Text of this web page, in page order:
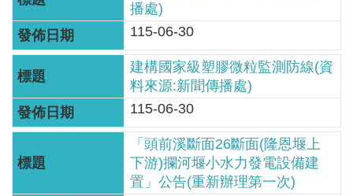
業
務
主
軸
最
新
水
播處)
115-06-30
建構國家級塑膠微粒監測防線(資
料來源:新聞傳播處)
115-06-30
「頭前溪斷面26斷面(隆恩堰上
下游)攔河堰小水力發電設備建
置」公告(重新辦理第一次)